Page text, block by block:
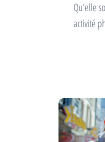
Qu’elle
activité